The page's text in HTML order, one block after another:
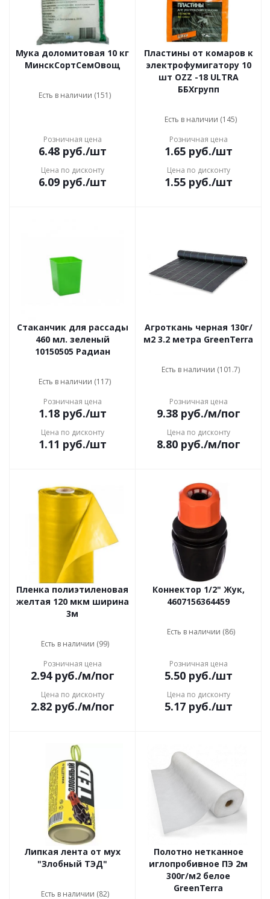
Мука доломитовая 10 кг
МинскСортСемОвощ
Есть в наличии (151)
Розничная цена
6.48руб./шт
Цена по дисконту
6.09руб./шт
Пластины от комаров к
электрофумигатору 10
шт OZZ -18 ULTRA
ББХгрупп
Есть в наличии (145)
Розничная цена
1.65руб./шт
Цена по дисконту
1.55руб./шт
Стаканчик для рассады
460 мл. зеленый
10150505 Радиан
Есть в наличии (117)
Розничная цена
1.18руб./шт
Цена по дисконту
1.11 руб./шт
Агроткань черная 130г/
м2 3.2 метра GreenTerra
Есть в наличии (101.7)
Розничная цена
9.38руб./м/пог
Цена по дисконту
8.80руб./м/пог
Пленка полиэтиленовая
желтая 120 мкм ширина
3м
Есть в наличии (99)
Розничная цена
2.94руб./м/пог
Цена по дисконту
2.82руб./м/пог
Коннектор 1/2" Жук,
4607156364459
Есть в наличии (86)
Розничная цена
5.50руб./шт
Цена по дисконту
5.17руб./шт
Липкая лента от мух
"Злобный ТЭД"
Есть в наличии (82)
Полотно нетканное
иглопробивное ПЭ 2м
300г/м2 белое
GreenTerra